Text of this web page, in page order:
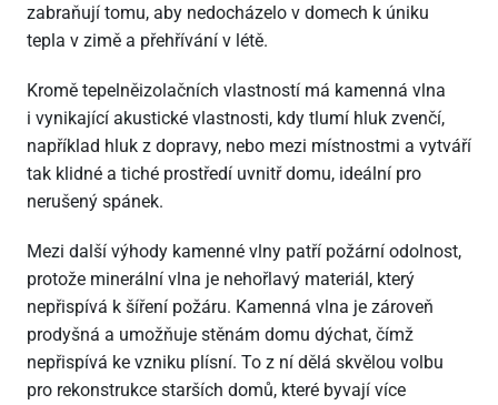
zabraňují tomu, aby nedocházelo v domech k úniku
tepla v zimě a přehřívání v létě.
Kromě tepelněizolačních vlastností má kamenná vlna
i vynikající akustické vlastnosti, kdy tlumí hluk zvenčí,
například hluk z dopravy, nebo mezi místnostmi a vytváří
tak klidné a tiché prostředí uvnitř domu, ideální pro
nerušený spánek.
Mezi další výhody kamenné vlny patří požární odolnost,
protože minerální vlna je nehořlavý materiál, který
nepřispívá k šíření požáru. Kamenná vlna je zároveň
prodyšná a umožňuje stěnám domu dýchat, čímž
nepřispívá ke vzniku plísní. To z ní dělá skvělou volbu
pro rekonstrukce starších domů, které byvají více